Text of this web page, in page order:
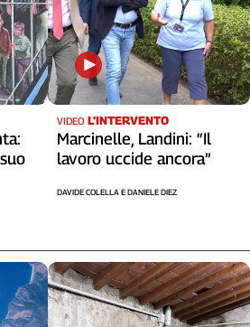
VIDEO L’INTERVENTO
Marcinelle, Landini: “Il
lavoro uccide ancora”
DAVIDE COLELLA E DANIELE DIEZ